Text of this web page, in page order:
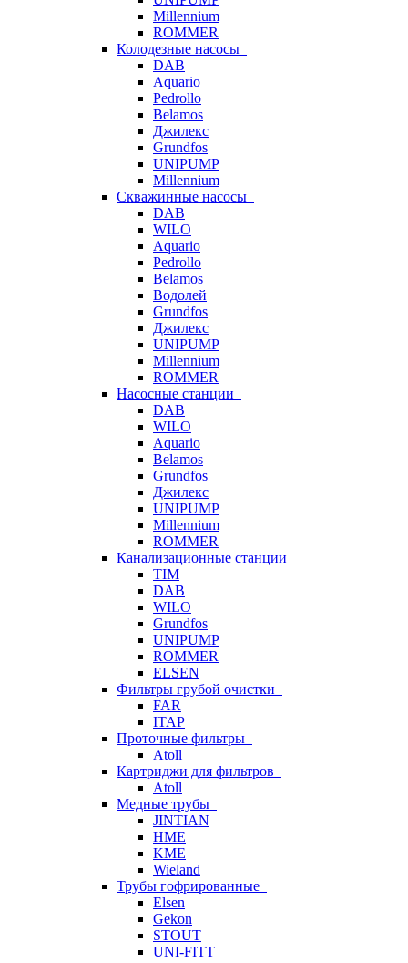
Millennium
ROMMER
Колодезные насосы
DAB
Aquario
Pedrollo
Belamos
Джилекс
Grundfos
UNIPUMP
Millennium
Скважинные насосы
DAB
WILO
Aquario
Pedrollo
Belamos
Водолей
Grundfos
Джилекс
UNIPUMP
Millennium
ROMMER
Насосные станции
DAB
WILO
Aquario
Belamos
Grundfos
Джилекс
UNIPUMP
Millennium
ROMMER
Канализационные станции
TIM
DAB
WILO
Grundfos
UNIPUMP
ROMMER
ELSEN
Фильтры грубой очистки
FAR
ITAP
Проточные фильтры
Atoll
Картриджи для фильтров
Atoll
Медные трубы
JINTIAN
HME
KME
Wieland
Трубы гофрированные
Elsen
Gekon
STOUT
UNI-FITT